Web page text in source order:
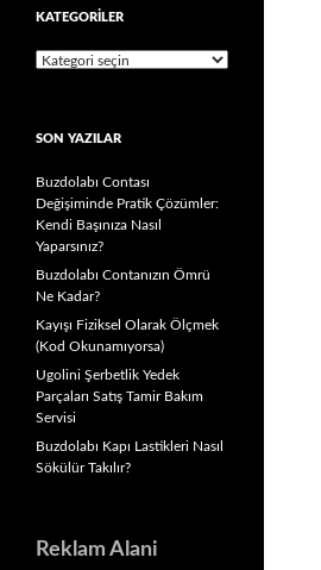
KATEGORILER
Kategoriler
SON YAZILAR
Buzdolabı Contası
Değişiminde Pratik Çözümler:
Kendi Başınıza Nasıl
Yaparsınız?
Buzdolabı Contanızın Ömrü
Ne Kadar?
Kayışı Fiziksel Olarak Ölçmek
(Kod Okunamıyorsa)
Ugolini Şerbetlik Yedek
Parçaları Satış Tamir Bakım
Servisi
Buzdolabı Kapı Lastikleri Nasıl
Sökülür Takılır?
Reklam Alani